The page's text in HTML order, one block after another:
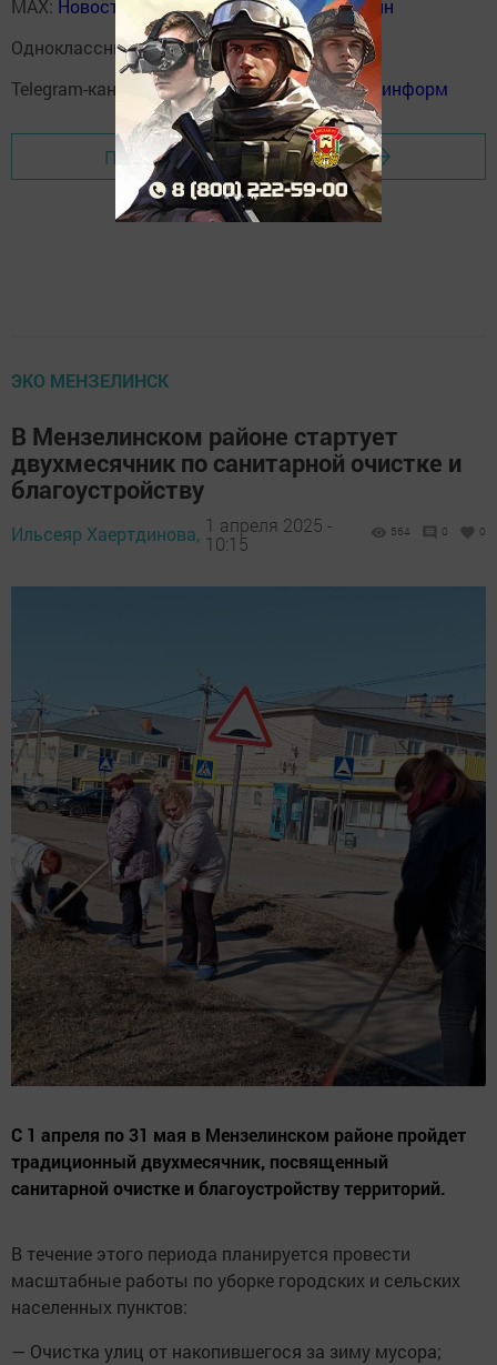
MAX: Новости Мензелинска - Мензеля онлайн
Одноклассники:ok.ru/menzelinsk
Telegram-канал:
Мензелинск news - Мензеля-информ
Перейти на страницу новости
ЭКО МЕНЗЕЛИНСК
В Мензелинском районе стартует
двухмесячник по санитарной очистке и
благоустройству
Ильсеяр Хаертдинова, 1 апреля 2025 -
10:15
564 0 0
С 1 апреля по 31 мая в Мензелинском районе пройдет
традиционный двухмесячник, посвященный
санитарной очистке и благоустройству территорий.
В течение этого периода планируется провести
масштабные работы по уборке городских и сельских
населенных пунктов:
— Очистка улиц от накопившегося за зиму мусора;